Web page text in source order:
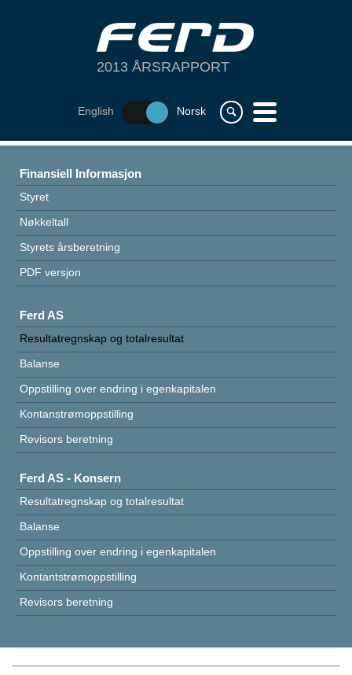
2013 ÅRSRAPPORT
English Norsk s m
FINANSIELL INFORMASJON
Finansiell Informasjon
Styret
Nøkkeltall
Styrets årsberetning
PDF versjon
Ferd AS
Resultatregnskap og totalresultat
Balanse
Oppstilling over endring i egenkapitalen
Kontanstrømoppstilling
Revisors beretning
Ferd AS - Konsern
Resultatregnskap og totalresultat
Balanse
Oppstilling over endring i egenkapitalen
Kontantstrømoppstilling
Revisors beretning